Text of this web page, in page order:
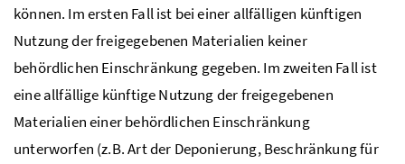
können. Im ersten Fall ist bei einer allfälligen künftigen
Nutzung der freigegebenen Materialien keiner
behördlichen Einschränkung gegeben. Im zweiten Fall ist
eine allfällige künftige Nutzung der freigegebenen
Materialien einer behördlichen Einschränkung
unterworfen (z.B.Art der Deponierung, Beschränkung für